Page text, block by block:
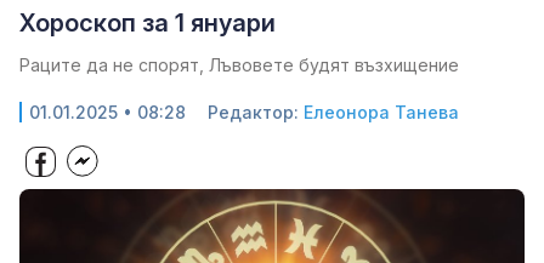
Хороскоп за 1 януари
Раците да не спорят, Лъвовете будят възхищение
01.01.2025 • 08:28 Редактор: Елеонора Танева